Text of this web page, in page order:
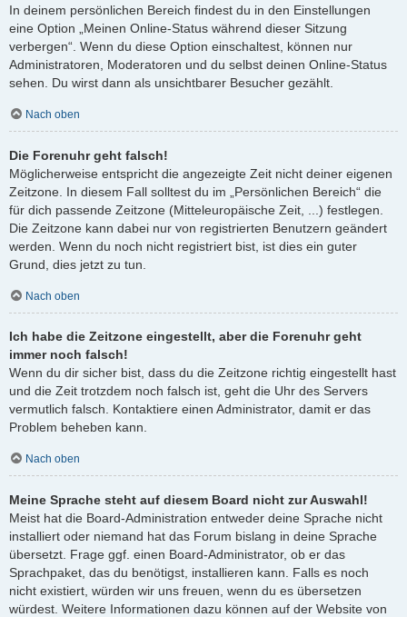
In deinem persönlichen Bereich findest du in den Einstellungen
eine Option „Meinen Online-Status während dieser Sitzung
verbergen“. Wenn du diese Option einschaltest, können nur
Administratoren, Moderatoren und du selbst deinen Online-Status
sehen. Du wirst dann als unsichtbarer Besucher gezählt.
Nach oben
Die Forenuhr geht falsch!
Möglicherweise entspricht die angezeigte Zeit nicht deiner eigenen
Zeitzone. In diesem Fall solltest du im „Persönlichen Bereich“ die
für dich passende Zeitzone (Mitteleuropäische Zeit, ...) festlegen.
Die Zeitzone kann dabei nur von registrierten Benutzern geändert
werden. Wenn du noch nicht registriert bist, ist dies ein guter
Grund, dies jetzt zu tun.
Nach oben
Ich habe die Zeitzone eingestellt, aber die Forenuhr geht
immer noch falsch!
Wenn du dir sicher bist, dass du die Zeitzone richtig eingestellt hast
und die Zeit trotzdem noch falsch ist, geht die Uhr des Servers
vermutlich falsch. Kontaktiere einen Administrator, damit er das
Problem beheben kann.
Nach oben
Meine Sprache steht auf diesem Board nicht zur Auswahl!
Meist hat die Board-Administration entweder deine Sprache nicht
installiert oder niemand hat das Forum bislang in deine Sprache
übersetzt. Frage ggf. einen Board-Administrator, ob er das
Sprachpaket, das du benötigst, installieren kann. Falls es noch
nicht existiert, würden wir uns freuen, wenn du es übersetzen
würdest. Weitere Informationen dazu können auf der Website von